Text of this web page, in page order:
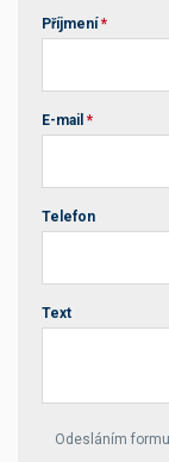
Příjmení *
E-mail *
Telefon
Text
Your website *
Odesláním